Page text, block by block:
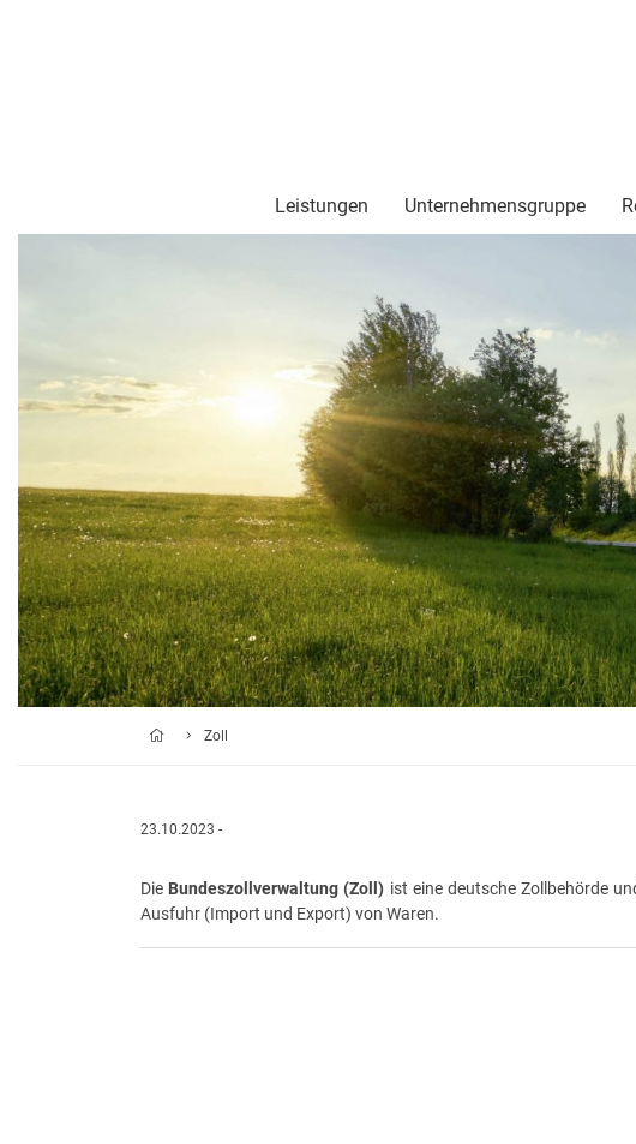
Zoll
23.10.2023 -
Die Bundeszollverwaltung (Zoll) ist eine deutsche Zollbehörde
Ausfuhr (Import und Export) von Waren.
Leistungen Unternehmensgruppe